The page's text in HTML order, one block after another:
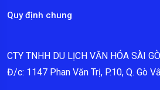
Quy định chung
CTY TNHH DU LỊCH VĂN HÓA SÀI
Đ/c: 1147 Phan Văn Trị, P.10, Q. Gò